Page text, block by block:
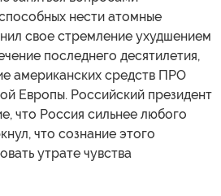
нести атомные
свое стремление ухудшением
последнего десятилетия,
американских средств ПРО
Европы. Российский президент
что Россия сильнее любого
что сознание этого
утрате чувства